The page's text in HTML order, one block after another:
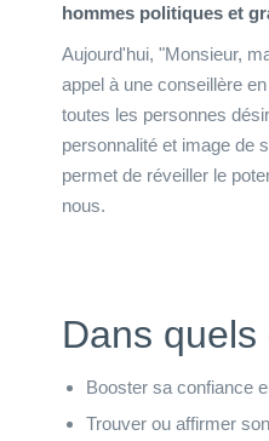
hommes politiques et
Aujourd'hui, "Monsieur,
appel à une conseillère
toutes les personnes
personnalité et image de
permet de réveiller le
nous.
Dans quels
Booster sa confiance
Trouver ou affirmer